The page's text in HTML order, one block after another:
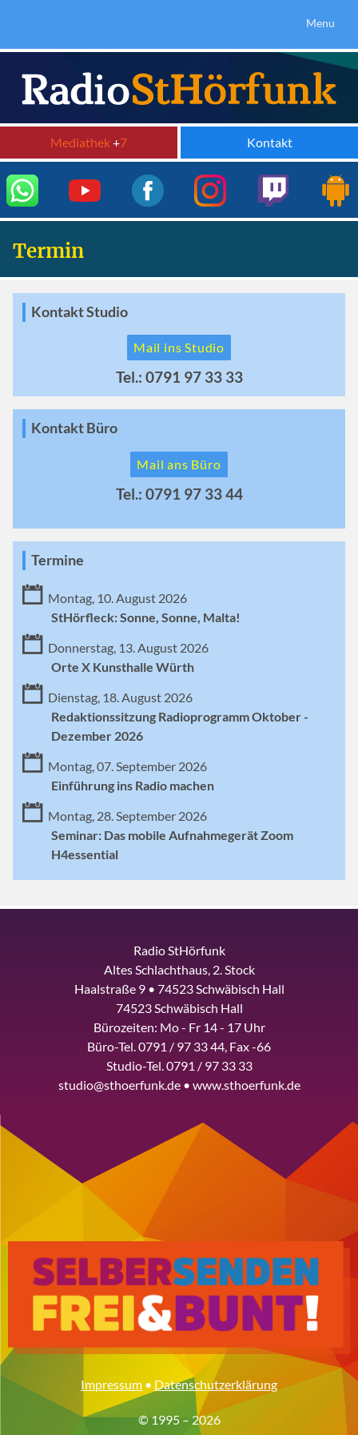
Menu
Mediathek+7 Kontakt
Termin
Kontakt Studio
Mail ins Studio
Tel.: 0791 97 33 33
Kontakt Büro
Mail ans Büro
Tel.: 0791 97 33 44
Termine
Montag, 10. August 2026
StHörfleck: Sonne, Sonne, Malta!
Donnerstag, 13. August 2026
Orte X Kunsthalle Würth
Dienstag, 18. August 2026
Redaktionssitzung Radioprogramm Oktober -
Dezember 2026
Montag, 07. September 2026
Einführung ins Radio machen
Montag, 28. September 2026
Seminar: Das mobile Aufnahmegerät Zoom
H4essential
Radio StHörfunk
Altes Schlachthaus, 2. Stock
Haalstraße 9 • 74523 Schwäbisch Hall
74523 Schwäbisch Hall
Bürozeiten: Mo - Fr 14 - 17 Uhr
Büro-Tel. 0791 / 97 33 44, Fax -66
Studio-Tel. 0791 / 97 33 33
studio@sthoerfunk.de • www.sthoerfunk.de
Impressum • Datenschutzerklärung
© 1995 – 2026